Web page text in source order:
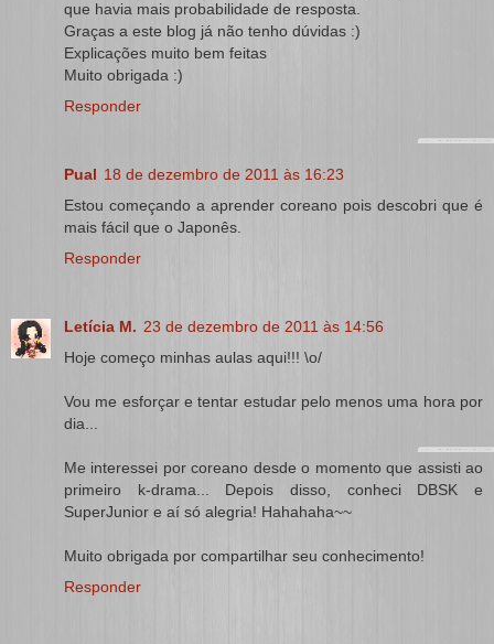
que havia mais probabilidade de resposta.
Graças a este blog já não tenho dúvidas :)
Explicações muito bem feitas
Muito obrigada :)
Responder
Pual 18 de dezembro de 2011 às 16:23
Estou começando a aprender coreano pois descobri que é
mais fácil que o Japonês.
Responder
Letícia M. 23 de dezembro de 2011 às 14:56
Hoje começo minhas aulas aqui!!! \o/
Vou me esforçar e tentar estudar pelo menos uma hora por
dia...
Me interessei por coreano desde o momento que assisti ao
primeiro k-drama... Depois disso, conheci DBSK e
SuperJunior e aí só alegria! Hahahaha~~
Muito obrigada por compartilhar seu conhecimento!
Responder